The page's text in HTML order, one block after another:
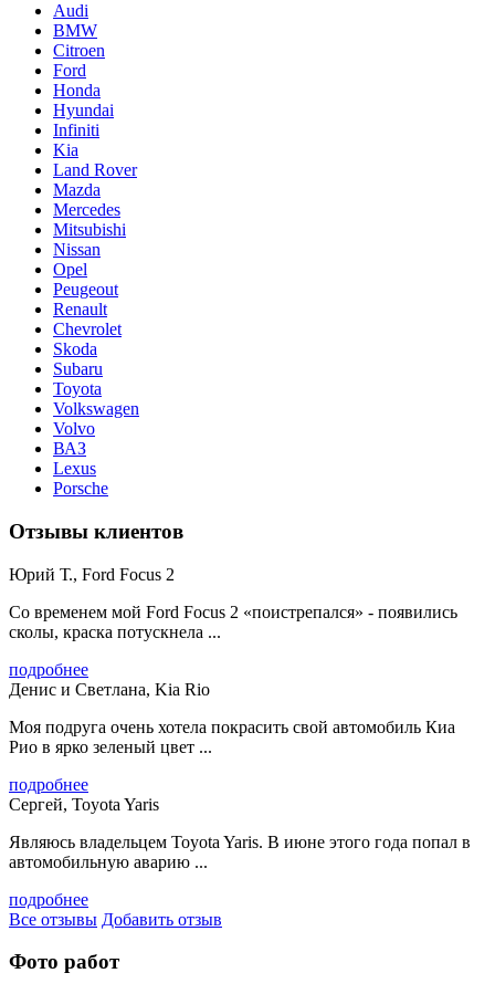
Audi
BMW
Citroen
Ford
Honda
Hyundai
Infiniti
Kia
Land Rover
Mazda
Mercedes
Mitsubishi
Nissan
Opel
Peugeout
Renault
Chevrolet
Skoda
Subaru
Toyota
Volkswagen
Volvo
ВАЗ
Lexus
Porsche
Отзывы клиентов
Юрий Т., Ford Focus 2
Со временем мой Ford Focus 2 «поистрепался» - появились
сколы, краска потускнела ...
подробнее
Денис и Светлана, Kia Rio
Моя подруга очень хотела покрасить свой автомобиль Киа
Рио в ярко зеленый цвет ...
подробнее
Сергей, Toyota Yaris
Являюсь владельцем Toyota Yaris. В июне этого года попал в
автомобильную аварию ...
подробнее
Все отзывы Добавить отзыв
Фото работ